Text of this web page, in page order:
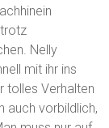
Nelly
mit ihr ins
tolles Verhalten
auch vorbildlich,